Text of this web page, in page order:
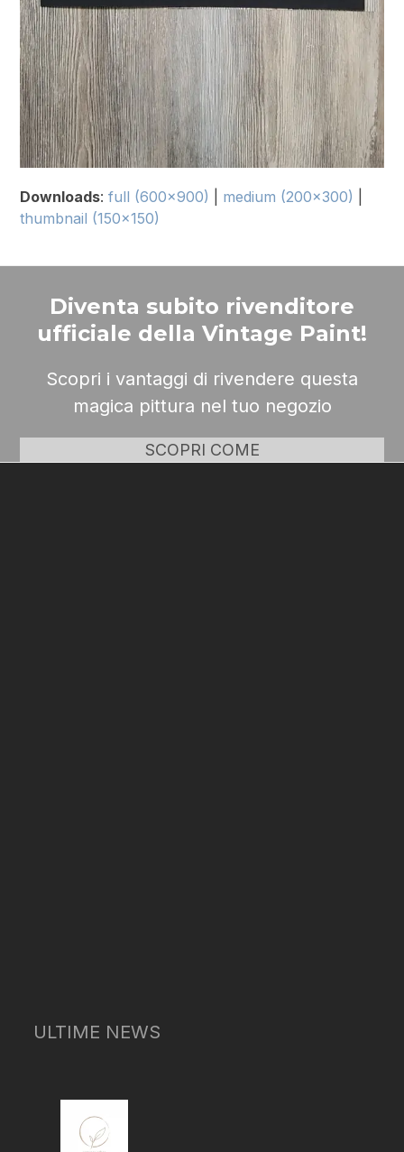
Downloads:full (600x900) medium (200x300)
thumbnail (150x150)
Diventa subito rivenditore
ufficiale della Vintage Paint!
Scopri i vantaggi di rivendere questa
magica pittura nel tuo negozio
SCOPRI COME
ULTIME NEWS